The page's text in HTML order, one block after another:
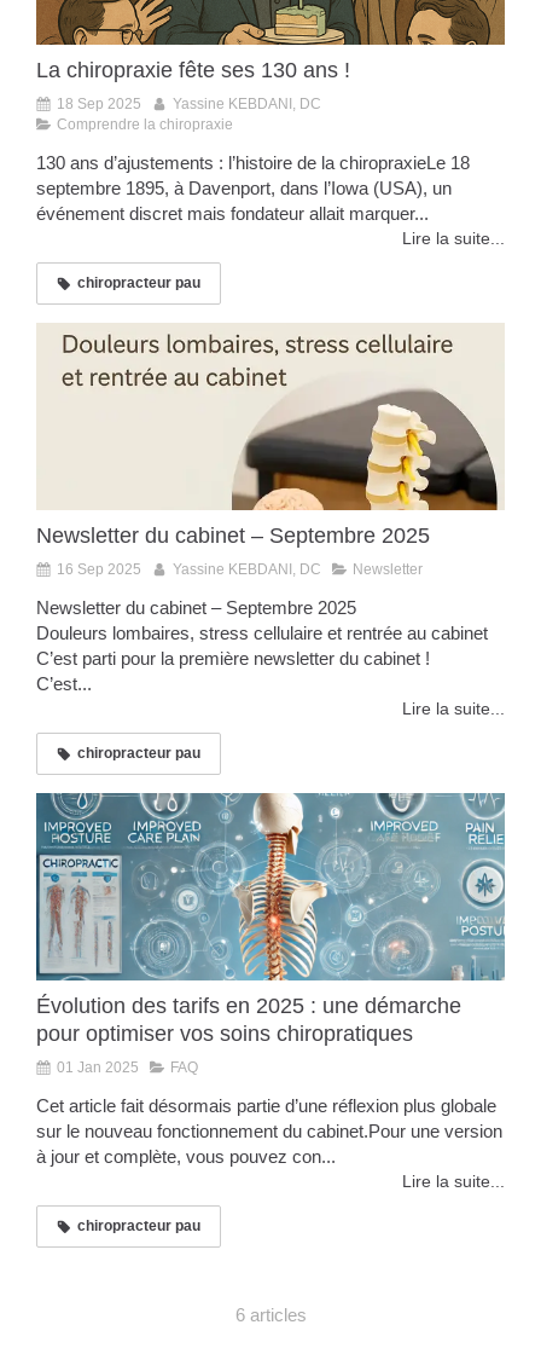
La chiropraxie fête ses 130 ans !
18 Sep 2025
Yassine KEBDANI, DC
Comprendre la chiropraxie
130 ans d’ajustements : l’histoire de la chiropraxieLe 18
septembre 1895, à Davenport, dans l’Iowa (USA), un
événement discret mais fondateur allait marquer...
Lire la suite...
chiropracteur pau
Newsletter du cabinet – Septembre 2025
16 Sep 2025 Yassine KEBDANI, DC Newsletter
Newsletter du cabinet – Septembre 2025
Douleurs lombaires, stress cellulaire et rentrée au cabinet
C’est parti pour la première newsletter du cabinet !
C’est...
Lire la suite...
chiropracteur pau
Évolution des tarifs en 2025 : une démarche
pour optimiser vos soins chiropratiques
01 Jan 2025 FAQ
Cet article fait désormais partie d’une réflexion plus globale
sur le nouveau fonctionnement du cabinet.Pour une version
à jour et complète, vous pouvez con...
Lire la suite...
chiropracteur pau
6 articles